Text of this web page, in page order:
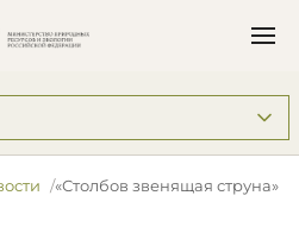
«Столбов звенящая струна»